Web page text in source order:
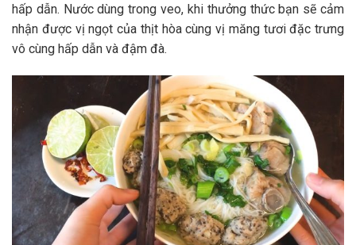
hấp dẫn. Nước dùng trong veo, khi thưởng thức bạn sẽ cảm
nhận được vị ngọt của thịt hòa cùng vị măng tươi đặc trưng
vô cùng hấp dẫn và đậm đà.